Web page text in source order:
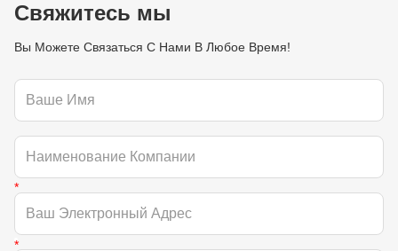
Свяжитесь мы
Вы Можете Связаться С Нами В Любое Время!